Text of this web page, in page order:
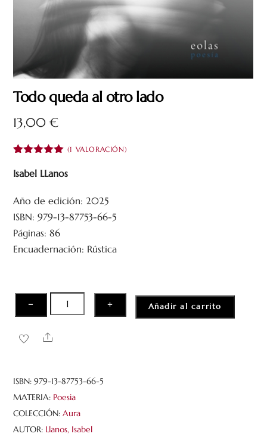
Todo queda al otro lado
13,00€
con5.00 de
de un
(1 VALORACIÓN)
Isabel LLanos
Año de edición: 2025
ISBN: 979-13-87753-66-5
Páginas: 86
Encuadernación: Rústica
−
Todo
queda
al
cantidad
+ Añadir al carrito
Share
ISBN:979-13-87753-66-5
MATERIA: Poesia
COLECCIÓN:Aura
AUTOR: Llanos, Isabel